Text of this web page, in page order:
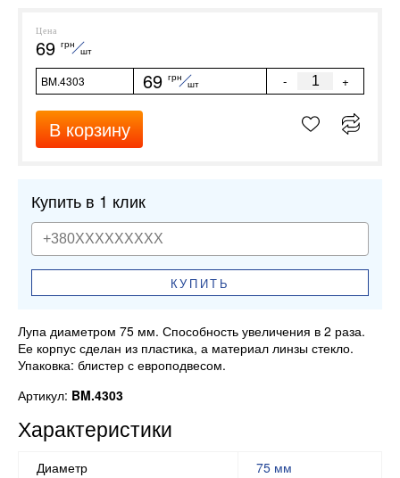
Цена
69 грн
шт
BM.4303 69 грн
шт - +
В корзину
Купить в 1 клик
КУПИТЬ
Лупа диаметром 75 мм. Способность увеличения в 2 раза.
Ее корпус сделан из пластика, а материал линзы стекло.
Упаковка: блистер с европодвесом.
Артикул: BM.4303
Характеристики
Диаметр
75 мм